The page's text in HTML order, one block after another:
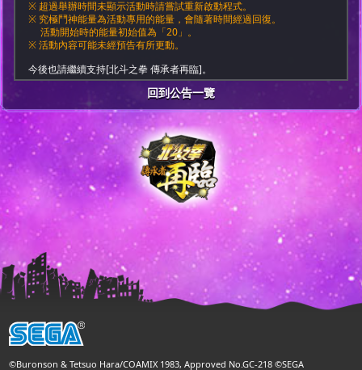
※ 超過舉辦時間未顯示活動時請嘗試重新啟動程式。
※ 究極鬥神能量為活動專用的能量，會隨著時間經過回復。
活動開始時的能量初始值為「20」。
※ 活動內容可能未經預告有所更動。
今後也請繼續支持[北斗之拳 傳承者再臨]。
回到公告一覽
©Buronson & Tetsuo Hara/COAMIX 1983, Approved No.GC-218 ©SEGA